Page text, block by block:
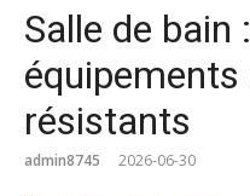
Salle de bain
résistants
admin8745 2026-06-30